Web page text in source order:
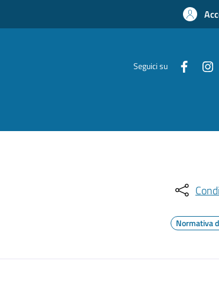
Seguici su
Normativa